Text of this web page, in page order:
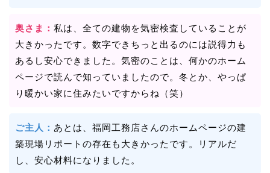
奥さま： 私は、全ての建物を気密検査していることが
大きかったです。数字できちっと出るのには説得力も
あるし安心できました。気密のことは、何かのホーム
ページで読んで知っていましたので。冬とか、やっぱ
り暖かい家に住みたいですからね（笑）
ご主人： あとは、福岡工務店さんのホームページの建
築現場リポートの存在も大きかったです。リアルだ
し、安心材料になりました。